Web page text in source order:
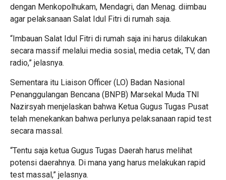
dengan Menkopolhukam, Mendagri, dan Menag. diimbau
agar pelaksanaan Salat Idul Fitri di rumah saja.
“Imbauan Salat Idul Fitri di rumah saja ini harus dilakukan
secara massif melalui media sosial, media cetak, TV, dan
radio,” jelasnya.
Sementara itu Liaison Officer (LO) Badan Nasional
Penanggulangan Bencana (BNPB) Marsekal Muda TNI
Nazirsyah menjelaskan bahwa Ketua Gugus Tugas Pusat
telah menekankan bahwa perlunya pelaksanaan rapid test
secara massal.
“Tentu saja ketua Gugus Tugas Daerah harus melihat
potensi daerahnya. Di mana yang harus melakukan rapid
test massal,” jelasnya.